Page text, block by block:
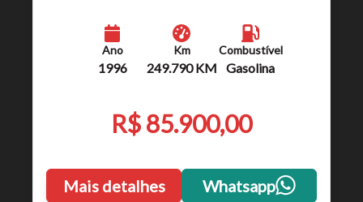
Ano
1996
Km
249.790 KM
Combustível
Gasolina
R$ 85.900,00
Mais detalhes Whatsapp